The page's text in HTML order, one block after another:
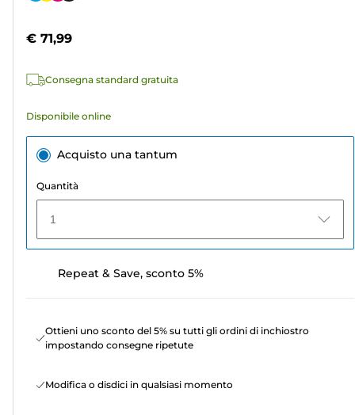
290
colori
€ 71,99
Consegna standard gratuita
Disponibile online
Acquisto una tantum
Quantità
1
Repeat & Save, sconto 5%
Ottieni uno sconto del 5% su tutti gli ordini di inchiostro
impostando consegne ripetute
Modifica o disdici in qualsiasi momento